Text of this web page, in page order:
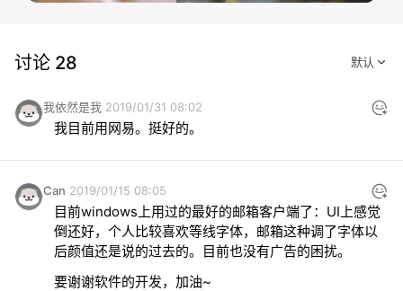
讨论 28
我依然是我 2019/01/31 08:02
我目前用网易。挺好的。
Can 2019/01/15 08:05
目前windows上用过的最好的邮箱客户端了：UI上感觉
倒还好，个人比较喜欢等线字体，邮箱这种调了字体以
要谢谢软件的开发，加油~